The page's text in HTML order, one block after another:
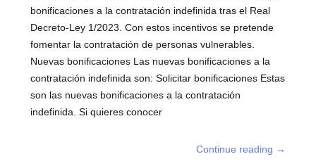
bonificaciones a la contratación indefinida tras el Real
Decreto-Ley 1/2023. Con estos incentivos se pretende
fomentar la contratación de personas vulnerables.
Nuevas bonificaciones Las nuevas bonificaciones a la
contratación indefinida son: Solicitar bonificaciones Estas
son las nuevas bonificaciones a la contratación
indefinida. Si quieres conocer
Continue reading →